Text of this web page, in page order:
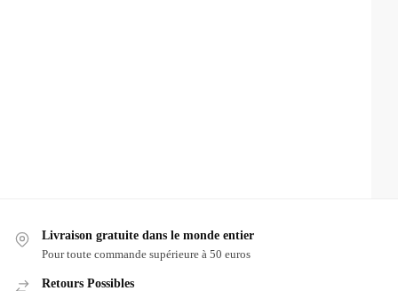
Livraison gratuite dans le monde entier
Pour toute commande supérieure à 50 euros
Retours Possibles